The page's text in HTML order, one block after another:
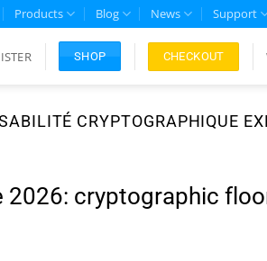
Products Blog News Support
SHOP CHECKOUT
CRYPTOGRAPHIQUE
2026: cryptographic